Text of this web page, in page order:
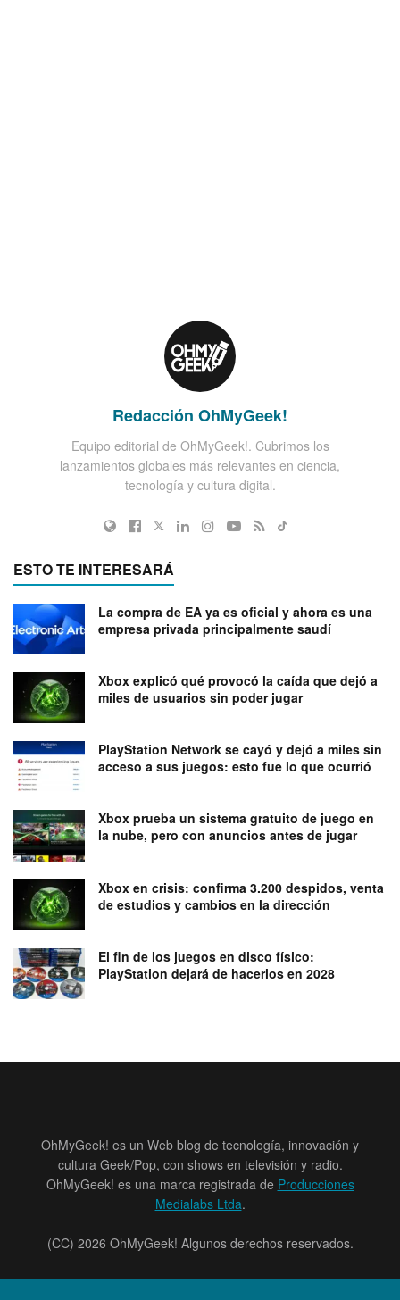
Redacción OhMyGeek!
Equipo editorial de OhMyGeek!. Cubrimos los
lanzamientos globales más relevantes en ciencia,
tecnología y cultura digital.
ESTO TE INTERESARÁ
La compra de EA ya es oficial y ahora es una
empresa privada principalmente saudí
Xbox explicó qué provocó la caída que dejó a
miles de usuarios sin poder jugar
PlayStation Network se cayó y dejó a miles sin
acceso a sus juegos: esto fue lo que ocurrió
Xbox prueba un sistema gratuito de juego en
la nube, pero con anuncios antes de jugar
Xbox en crisis: confirma 3.200 despidos, venta
de estudios y cambios en la dirección
El fin de los juegos en disco físico:
PlayStation dejará de hacerlos en 2028
OhMyGeek! es un Web blog de tecnología, innovación y
cultura Geek/Pop, con shows en televisión y radio.
OhMyGeek! es una marca registrada de Producciones
Medialabs Ltda.
(CC) 2026 OhMyGeek! Algunos derechos reservados.